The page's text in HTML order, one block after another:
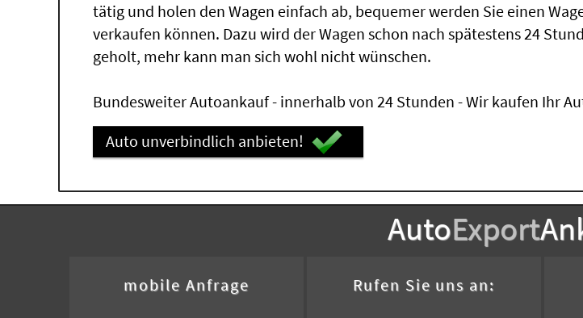
tätig und holen den Wagen einfach ab, bequemer werden Sie einen
verkaufen können. Dazu wird der Wagen schon nach spätestens 24
geholt, mehr kann man sich wohl nicht wünschen.
Bundesweiter Autoankauf - innerhalb von 24 Stunden - Wir kaufen Ihr
Auto unverbindlich anbieten!
AutoExport
mobile Anfrage Rufen Sie uns an: